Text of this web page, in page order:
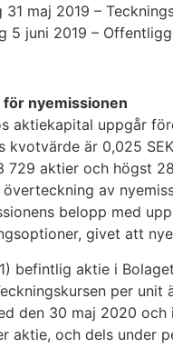
31 maj 2019 –
5 juni 2019 –
nyemissionen
aktiekapital uppgår
kvotvärde är 0,025
729 aktier och högst
av
belopp med
givet att
befintlig aktie i
per
den 30 maj 2020 och
aktie, och dels under